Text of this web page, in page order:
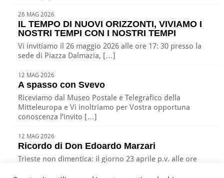
26 MAG 2026
IL TEMPO DI NUOVI ORIZZONTI, VIVIAMO I
NOSTRI TEMPI CON I NOSTRI TEMPI
Vi invitiamo il 26 maggio 2026 alle ore 17: 30 presso la
sede di Piazza Dalmazia, […]
12 MAG 2026
A spasso con Svevo
Riceviamo dal Museo Postale e Telegrafico della
Mitteleuropa e Vi inoltriamo per Vostra opportuna
conoscenza l’invito […]
12 MAG 2026
Ricordo di Don Edoardo Marzari
Trieste non dimentica: il giorno 23 aprile p.v. alle ore